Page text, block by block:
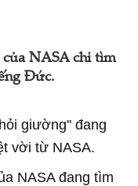
NASA chỉ tìm
Đức.
giường" đang
vời từ NASA.
NASA đang tìm